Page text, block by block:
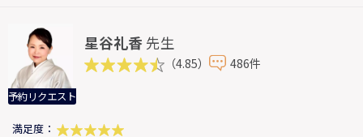
予約リクエスト
星谷礼香 先生
（4.85） 486件
満足度：